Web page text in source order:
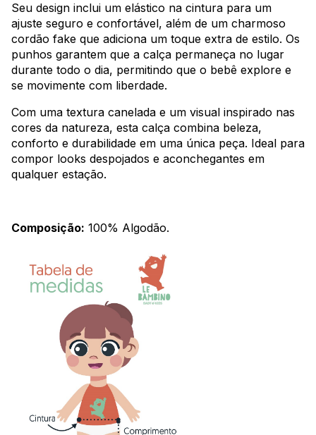
Seu design inclui um elástico na cintura para um
ajuste seguro e confortável, além de um charmoso
cordão fake que adiciona um toque extra de estilo. Os
punhos garantem que a calça permaneça no lugar
durante todo o dia, permitindo que o bebê explore e
se movimente com liberdade.
Com uma textura canelada e um visual inspirado nas
cores da natureza, esta calça combina beleza,
conforto e durabilidade em uma única peça. Ideal para
compor looks despojados e aconchegantes em
qualquer estação.
Composição: 100% Algodão.